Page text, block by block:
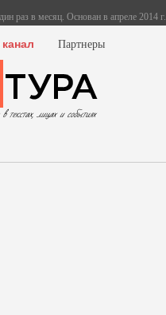
раз в месяц. Основан в апреле 2014 г.
канал Партнеры